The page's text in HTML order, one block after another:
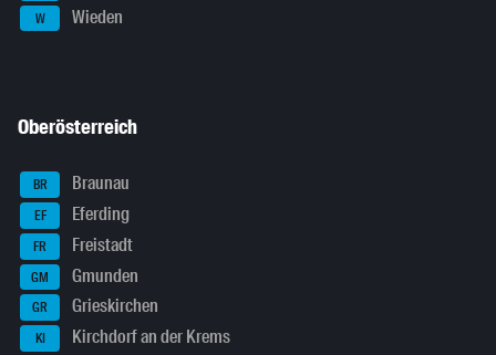
W Wieden
Oberösterreich
BR Braunau
EF Eferding
FR Freistadt
GM Gmunden
GR Grieskirchen
KI Kirchdorf an der Krems